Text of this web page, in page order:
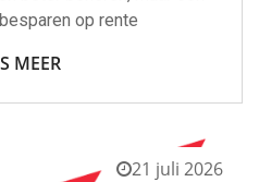
op rente
MEER
21 juli 2026